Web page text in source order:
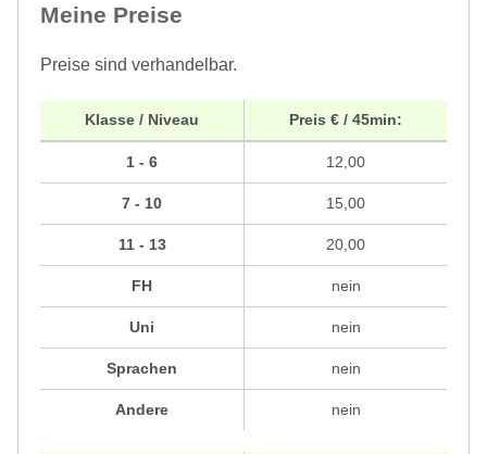
Meine Preise
Preise sind verhandelbar.
Klasse / Niveau
1 - 6
7 - 10
11 - 13
FH
Uni
Sprachen
Andere
Preis € / 45min:
12,00
15,00
20,00
nein
nein
nein
nein